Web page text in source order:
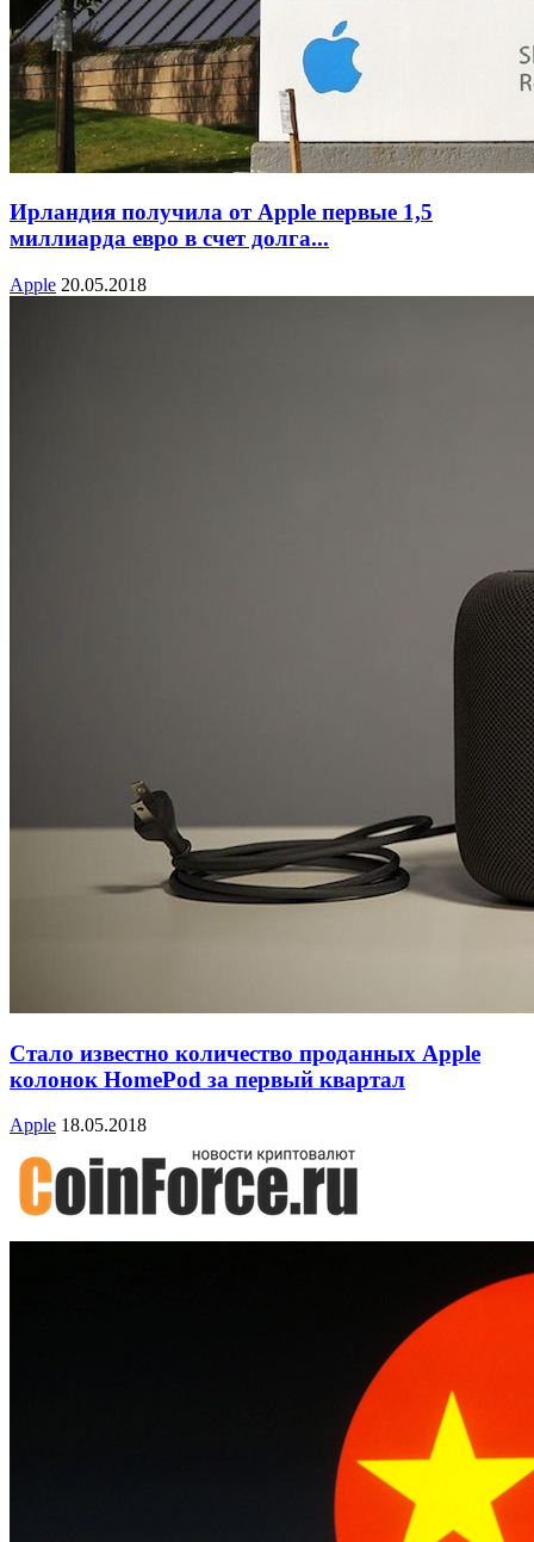
Ирландия получила от Apple первые 1,5
миллиарда евро в счет долга...
Apple 20.05.2018
Стало известно количество проданных Apple
колонок HomePod за первый квартал
Apple 18.05.2018